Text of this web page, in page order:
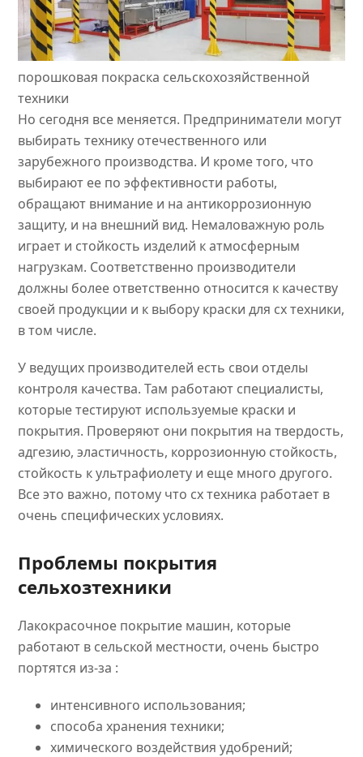
порошковая покраска сельскохозяйственной
техники
Но сегодня все меняется. Предприниматели могут
выбирать технику отечественного или
зарубежного производства. И кроме того, что
выбирают ее по эффективности работы,
обращают внимание и на антикоррозионную
защиту, и на внешний вид. Немаловажную роль
играет и стойкость изделий к атмосферным
нагрузкам. Соответственно производители
должны более ответственно относится к качеству
своей продукции и к выбору краски для сх техники,
в том числе.
У ведущих производителей есть свои отделы
контроля качества. Там работают специалисты,
которые тестируют используемые краски и
покрытия. Проверяют они покрытия на твердость,
адгезию, эластичность, коррозионную стойкость,
стойкость к ультрафиолету и еще много другого.
Все это важно, потому что сх техника работает в
очень специфических условиях.
Проблемы покрытия
сельхозтехники
Лакокрасочное покрытие машин, которые
работают в сельской местности, очень быстро
портятся из-за :
интенсивного использования;
способа хранения техники;
химического воздействия удобрений;